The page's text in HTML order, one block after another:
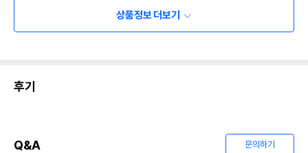
상품정보 더보기
후기
Q&A 문의하기